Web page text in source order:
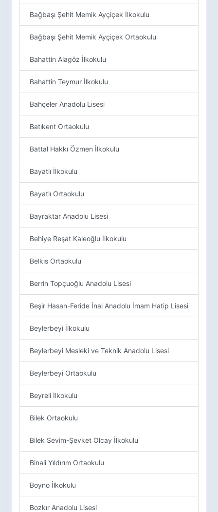
Bağbaşı Şehit Memik Ayçiçek İlkokulu
Bağbaşı Şehit Memik Ayçiçek Ortaokulu
Bahattin Alagöz İlkokulu
Bahattin Teymur İlkokulu
Bahçeler Anadolu Lisesi
Batıkent Ortaokulu
Battal Hakkı Özmen İlkokulu
Bayatlı İlkokulu
Bayatlı Ortaokulu
Bayraktar Anadolu Lisesi
Behiye Reşat Kaleoğlu İlkokulu
Belkıs Ortaokulu
Berrin Topçuoğlu Anadolu Lisesi
Beşir Hasan-Feride İnal Anadolu İmam Hatip Lisesi
Beylerbeyi İlkokulu
Beylerbeyi Mesleki ve Teknik Anadolu Lisesi
Beylerbeyi Ortaokulu
Beyreli İlkokulu
Bilek Ortaokulu
Bilek Sevim-Şevket Olcay İlkokulu
Binali Yıldırım Ortaokulu
Boyno İlkokulu
Bozkır Anadolu Lisesi